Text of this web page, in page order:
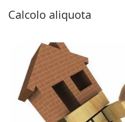
Calcolo aliquota